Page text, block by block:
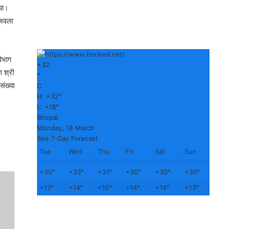
श्री
+32
°
C
H: +32°
L: +18°
Bhopal
Monday, 18 March
See 7-Day Forecast
Tue
Wed Thu Fri Sat Sun
+30° +33° +31° +30° +30° +30°
+13° +14° +15° +14° +14° +13°